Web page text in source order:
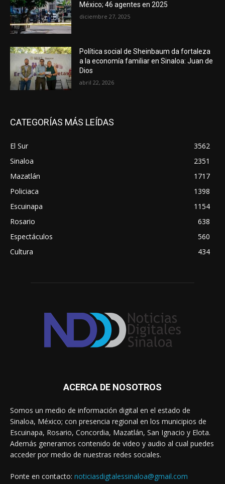
México; 46 agentes en 2025
diciembre 27, 2025
Política social de Sheinbaum da fortaleza
a la economía familiar en Sinaloa: Juan de
Dios
abril 22, 2026
CATEGORÍAS MÁS LEÍDAS
El Sur
3562
Sinaloa
2351
Mazatlán
1717
Policiaca
1398
Escuinapa
1154
Rosario
638
Espectáculos
560
Cultura
434
ACERCA DE NOSOTROS
Somos un medio de información digital en el estado de
Sinaloa, México; con presencia regional en los municipios de
Escuinapa, Rosario, Concordia, Mazatlán, San Ignacio y Elota.
Además generamos contenido de video y audio al cual puedes
acceder por medio de nuestras redes sociales.
Ponte en contacto: noticiasdigtalessinaloa@gmail.com